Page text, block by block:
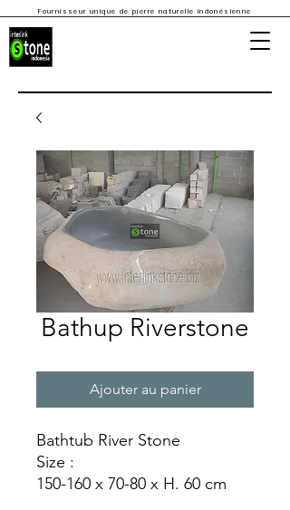
Fournisseur unique de pierre naturelle indonésienne
Bathup Riverstone
Ajouter au panier
Bathtub River Stone
Size :
150-160 x 70-80 x H. 60 cm